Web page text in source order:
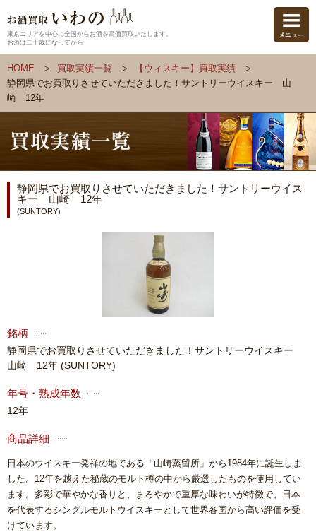
東京エリアを中心に全国からお酒を高価買取いたします。
お酒は二十歳になってから
HOME 買取実績一覧
【ウィスキー】買取実績
静岡県でお買取りさせていただきました！サントリーウイスキー 山
崎 12年
静岡県でお買取りさせていただきました！サントリーウイス
キー 山崎 12年
(SUNTORY)
銘柄
静岡県でお買取りさせていただきました！サントリーウイスキー
山崎 12年 (SUNTORY)
年号・熟成年数
12年
商品詳細
日本のウイスキー発祥の地である「山崎蒸留所」から1984年に誕生しま
した。12年を越えた秘蔵のモルト樽の中から厳選したものを使用してい
ます。多彩で華やかな香りと、まろやかで重厚な味わいが特徴で、日本
を代表するシングルモルトウイスキーとして世界各国から高い評価を受
けています。